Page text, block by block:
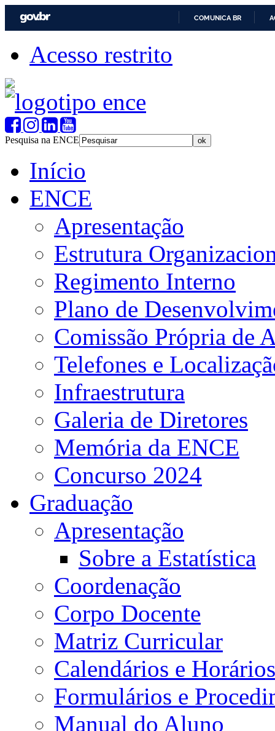
COMUNICA BR
Acesso restrito
Pesquisa na ENCE
Início
ENCE
Apresentação
Estrutura
Regimento Interno
Plano de
Comissão Própria de
Telefones e
Infraestrutura
Galeria de Diretores
Memória da ENCE
Concurso 2024
Graduação
Apresentação
Sobre a Estatística
Coordenação
Corpo Docente
Matriz Curricular
Calendários e Horários
Formulários e
Manual do Aluno